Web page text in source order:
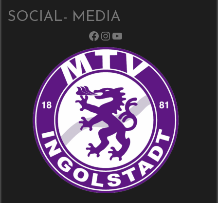
SOCIAL- MEDIA
Facebook Instagram YouTube